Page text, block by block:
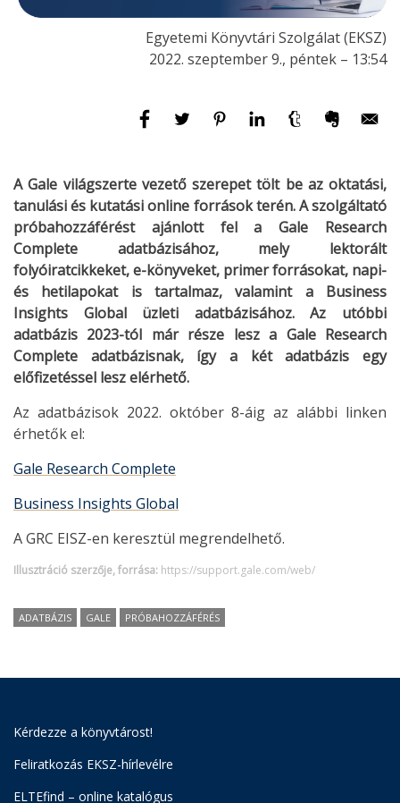
Egyetemi Könyvtári Szolgálat (EKSZ)
2022. szeptember 9., péntek – 13:54
A Gale világszerte vezető szerepet tölt be az oktatási,
tanulási és kutatási online források terén.A szolgáltató
próbahozzáférést ajánlott fel a Gale Research
Complete adatbázisához, mely lektorált
folyóiratcikkeket, e-könyveket, primer forrásokat, napi-
és hetilapokat is tartalmaz, valamint a Business
Insights Global üzleti adatbázisához. Az utóbbi
adatbázis 2023-tól már része lesz a Gale Research
Complete adatbázisnak, így a két adatbázis egy
előfizetéssel lesz elérhető.
Az adatbázisok 2022. október 8-áig az alábbi linken
érhetők el:
Gale Research Complete
Business Insights Global
A GRC EISZ-en keresztül megrendelhető.
Illusztráció szerzője, forrása: https://support.gale.com/web/
ADATBÁZIS GALE PRÓBAHOZZÁFÉRÉS
Kérdezze a könyvtárost!
Feliratkozás EKSZ-hírlevélre
ELTEfind – online katalógus